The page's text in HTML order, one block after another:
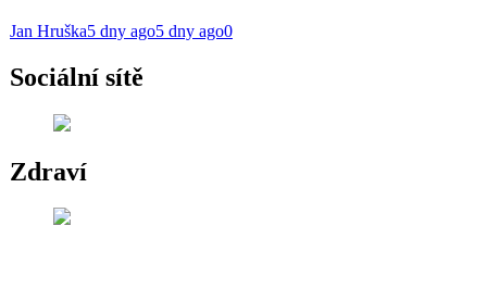
Jan Hruška5 dny ago5 dny ago0
Sociální sítě
Zdraví